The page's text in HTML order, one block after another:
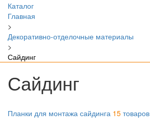
Каталог
Главная
>
Декоративно-отделочные материалы
>
Сайдинг
Сайдинг
Планки для монтажа сайдинга 15 товаров